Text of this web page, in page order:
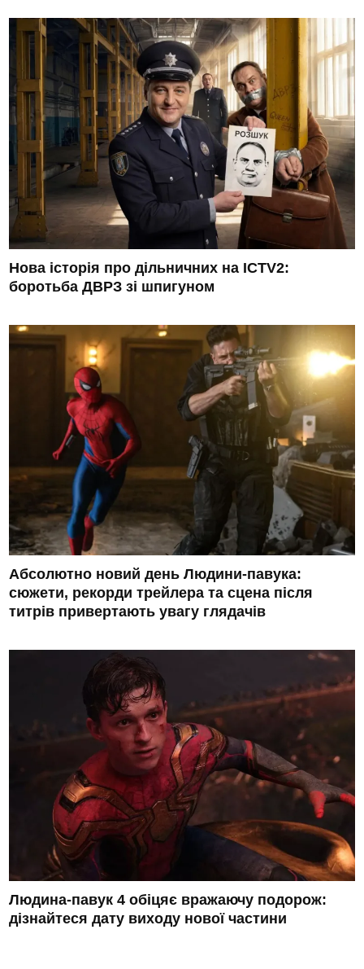
Нова історія про дільничних на ICTV2:
боротьба ДВРЗ зі шпигуном
Абсолютно новий день Людини-павука:
сюжети, рекорди трейлера та сцена після
титрів привертають увагу глядачів
Людина-павук 4 обіцяє вражаючу подорож:
дізнайтеся дату виходу нової частини